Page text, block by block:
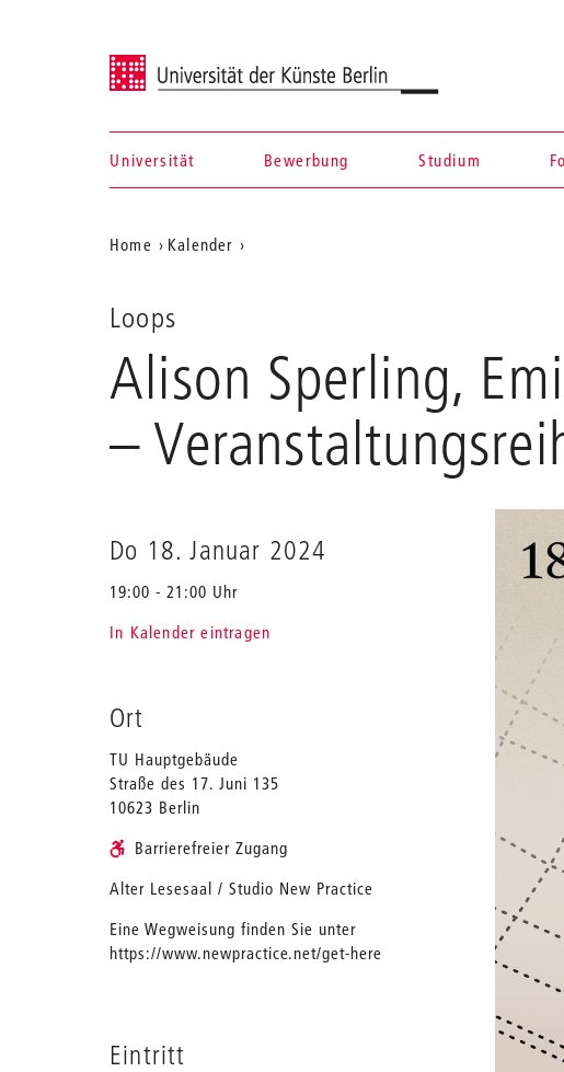
Universität der Künste Berlin
Navigation &
Universität Bewerbung Studium
Aktuelle
auf
der
Webseite
Home
Kalender
Marco
Malvestio
Loops
Alison Sperling,
–
Do 18. Januar 2024
19:00 - 21:00 Uhr
In Kalender eintragen
Ort
TU Hauptgebäude
Straße des 17. Juni 135
10623 Berlin
Barrierefreier Zugang
Alter Lesesaal / Studio New Practice
Eine Wegweisung finden Sie unter
https://www.newpractice.net/get-here
Eintritt